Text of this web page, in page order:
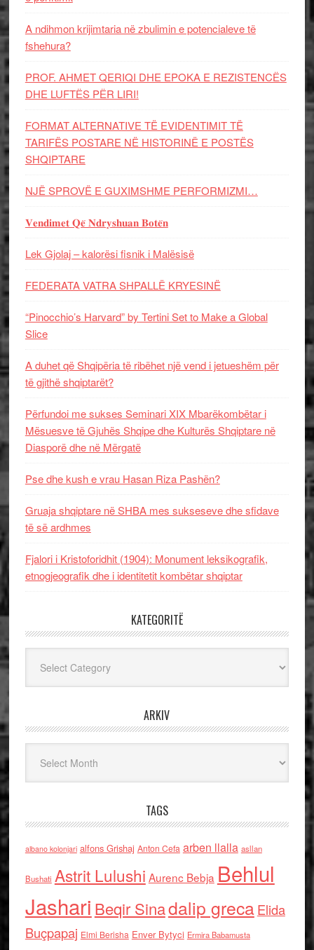
A ndihmon krijimtaria në zbulimin e potencialeve të
fshehura?
PROF. AHMET QERIQI DHE EPOKA E REZISTENCЁS
DHE LUFTЁS PЁR LIRI!
FORMAT ALTERNATIVE TË EVIDENTIMIT TË
TARIFËS POSTARE NË HISTORINË E POSTËS
SHQIPTARE
NJË SPROVË E GUXIMSHME PERFORMIZMI…
𝐕𝐞𝐧𝐝𝐢𝐦𝐞𝐭 𝐐𝐞̈ 𝐍𝐝𝐫𝐲𝐬𝐡𝐮𝐚𝐧 𝐁𝐨𝐭𝐞̈𝐧
Lek Gjolaj – kalorësi fisnik i Malësisë
FEDERATA VATRA SHPALLË KRYESINË
“Pinocchio’s Harvard” by Tertini Set to Make a Global
Slice
A duhet që Shqipëria të ribëhet një vend i jetueshëm për
të gjithë shqiptarët?
Përfundoi me sukses Seminari XIX Mbarëkombëtar i
Mësuesve të Gjuhës Shqipe dhe Kulturës Shqiptare në
Diasporë dhe në Mërgatë
Pse dhe kush e vrau Hasan Riza Pashën?
Gruaja shqiptare në SHBA mes sukseseve dhe sfidave
të së ardhmes
Fjalori i Kristoforidhit (1904): Monument leksikografik,
etnogjeografik dhe i identitetit kombëtar shqiptar
KATEGORITË
ARKIV
TAGS
albano kolonjari alfons Grishaj Anton Cefa arben llalla asllan
Bushati Astrit Lulushi Aurenc Bebja Behlul
Jashari Beqir Sinadalip grecaElida
Buçpapaj Elmi Berisha Enver Bytyci Ermira Babamusta